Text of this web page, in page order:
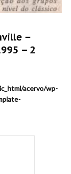
–
– 2
acervo/wp-